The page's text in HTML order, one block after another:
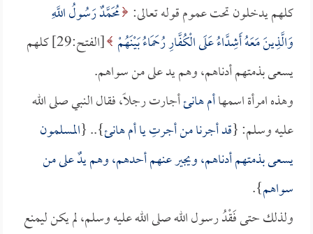
كلهم يدخلون تحت عموم قوله تعالى: مُحَمَّدٌ رَسُولُ اللَّهِ
وَالَّذِينَ مَعَهُ أَشِدَّاءُ عَلَى الْكُفَّارِ رُحَمَاءُ بَيْنَهُمْ
[الفتح:29] كلهم
يسعى بذمتهم أدناهم، وهم يد على من سواهم.
وهذه امرأة اسمهاأم هانئأجارت رجلاً، فقال النبي صلى الله
عليه وسلم: {قد أجرنا من أجرتِ ياأم هانئ}.. {المسلمون
يسعى بذمتهم أدناهم، ويجير عنهم أحدهم، وهم يدٌ على من
سواهم}.
ولذلك حتى فَقْدُ رسول الله صلى الله عليه وسلم، لم يكن ليمنع